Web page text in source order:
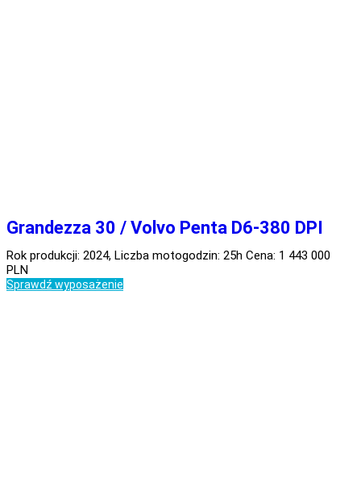
Grandezza 30 / Volvo Penta D6-380 DPI
Rok produkcji: 2024, Liczba motogodzin: 25h Cena: 1 443 000
PLN
Sprawdź wyposażenie